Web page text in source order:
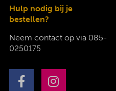
Hulp nodig bij je
bestellen?
Neem contact op via 085-
0250175